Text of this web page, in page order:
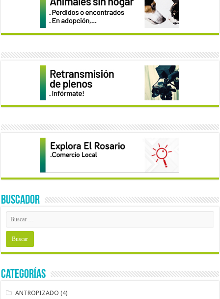
BUSCADOR
Categorías
ANTROPIZADO (4)